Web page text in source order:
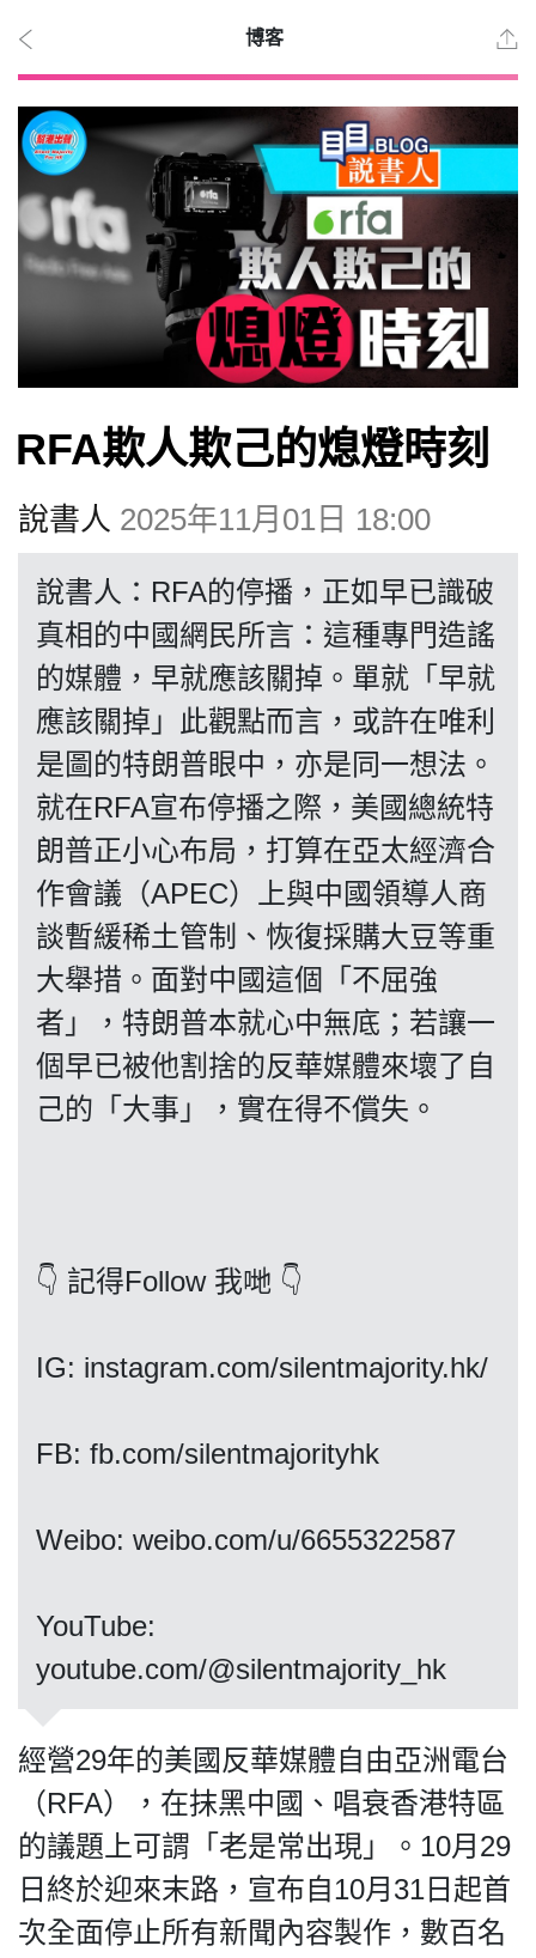
2026
年 8
月 9
日
時事
觀點
博客
投票
視頻
昔日
系列
活動
關於我們
私
隱
政
策
及
免
責
聲
博客
RFA欺人欺己的熄燈時刻
說書人 2025年11月01日 18:00
說書人：RFA的停播，正如早已識破
真相的中國網民所言：這種專門造謠
的媒體，早就應該關掉。單就「早就
應該關掉」此觀點而言，或許在唯利
是圖的特朗普眼中，亦是同一想法。
就在RFA宣布停播之際，美國總統特
朗普正小心布局，打算在亞太經濟合
作會議（APEC）上與中國領導人商
談暫緩稀土管制、恢復採購大豆等重
大舉措。面對中國這個「不屈強
者」，特朗普本就心中無底；若讓一
個早已被他割捨的反華媒體來壞了自
己的「大事」，實在得不償失。
👇 記得Follow 我哋 👇
IG: instagram.com/silentmajority.hk/
FB: fb.com/silentmajorityhk
Weibo: weibo.com/u/6655322587
​​​​​​​YouTube:
youtube.com/@silentmajority_hk
經營29年的美國反華媒體自由亞洲電台
（RFA），在抹黑中國、唱衰香港特區
的議題上可謂「老是常出現」。10月29
日終於迎來末路，宣布自10月31日起首
次全面停止所有新聞內容製作，數百名